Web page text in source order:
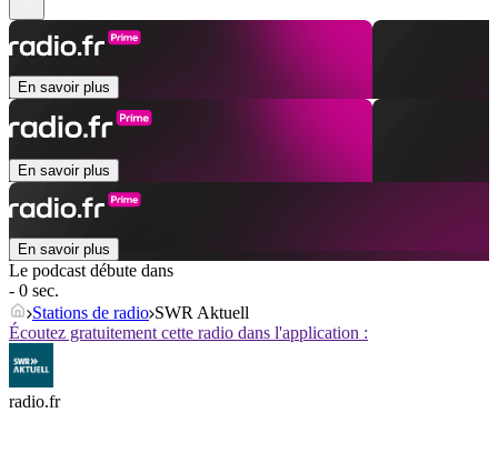
En savoir plus
En savoir plus
En savoir plus
Le podcast débute dans
- 0 sec.
Stations de radio SWR Aktuell
Écoutez gratuitement cette radio dans l'application :
radio.fr